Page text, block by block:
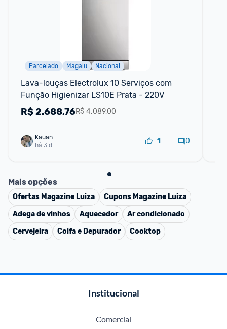
Parcelado Magalu Nacional
Lava-louças Electrolux 10 Serviços com
Função Higienizar LS10E Prata - 220V
R$ 4.089,00
R$2.688,76
Kauan
há 3 d
1 0
Mais opções
Ofertas Magazine Luiza Cupons Magazine Luiza
Adega de vinhos
Aquecedor
Ar condicionado
Cervejeira
Coifa e Depurador Cooktop
Institucional
Comercial